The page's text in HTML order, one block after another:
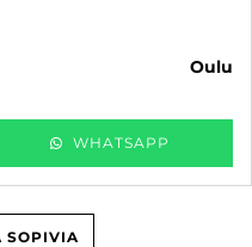
oulu
WHATSAPP
SOPIVIA